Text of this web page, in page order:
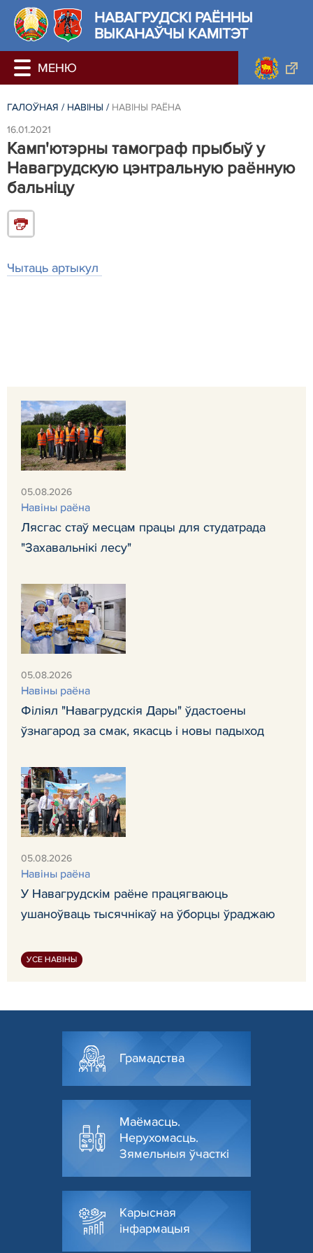
НАВАГРУДСКІ РАЁННЫ
ВЫКАНАЎЧЫ КАМІТЭТ
ГАЛОЎНАЯ / НАВIНЫ / НАВIНЫ РАЁНА
16.01.2021
Камп'ютэрны тамограф прыбыў у
Навагрудскую цэнтральную раённую
бальніцу
Чытаць артыкул
05.08.2026
Навiны раёна
Лясгас стаў месцам працы для студатрада
"Захавальнікі лесу"
05.08.2026
Навiны раёна
Філіял "Навагрудскія Дары" ўдастоены
ўзнагарод за смак, якасць і новы падыход
05.08.2026
Навiны раёна
У Навагрудскім раёне працягваюць
ушаноўваць тысячнікаў на ўборцы ўраджаю
УСЕ НАВІНЫ
Грамадства
Маёмасць.
Нерухомасць.
Зямельныя ўчасткі
Карысная
інфармацыя